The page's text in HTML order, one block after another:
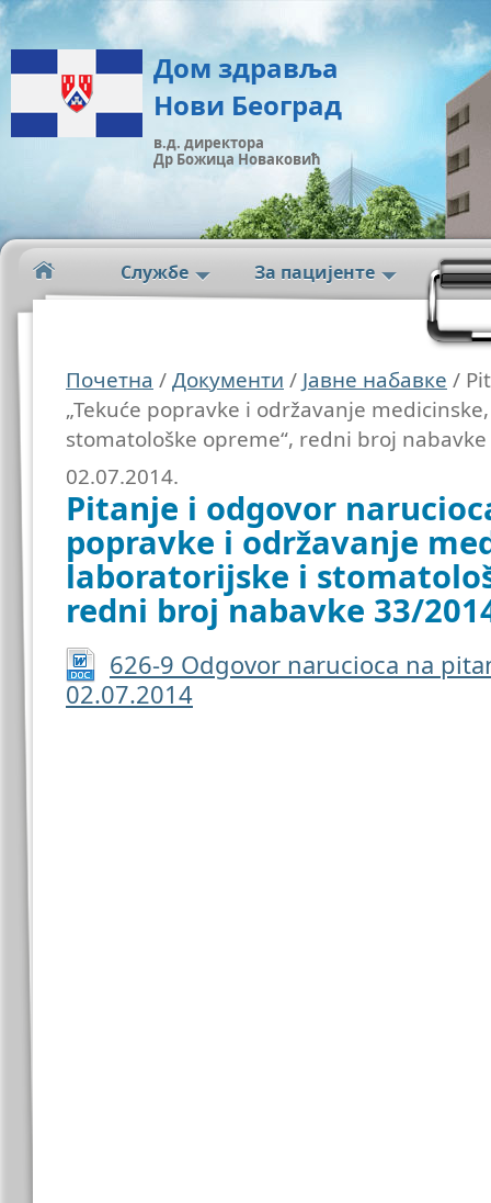
Дом здравља
Нови Београд
в.д. директора
Др Божица Новаковић
Службе За пацијенте
Почетна /Документи / Јавне набавке /
„Tekuće popravke i održavanje
stomatološke opreme“, redni broj
02.07.2014.
Pitanje i odgovor
popravke i održavanje
laboratorijske i
redni broj nabavke 33/
626-9 Odgovor narucioca na
02.07.2014